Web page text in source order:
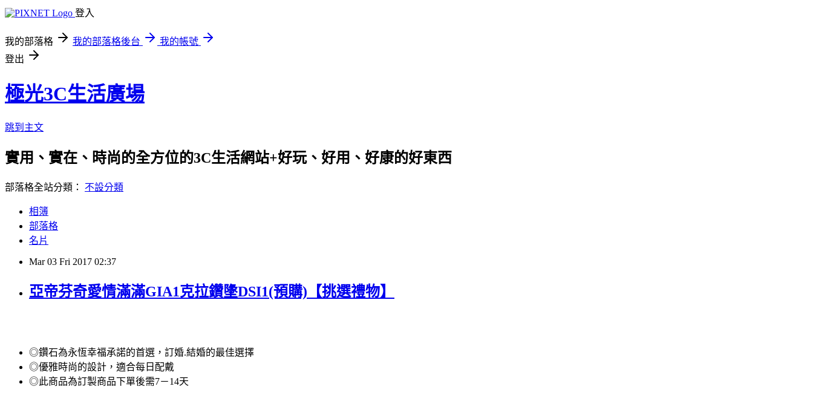
登入
我的部落格 我的部落格後台
我的帳號
登出
極光3C生活廣場
跳到主文
實用、實在、時尚的全方位的3C生活網站+好玩、好用、好康的好東西
部落格全站分類： 不設分類
相簿
部落格
名片
Mar 03 Fri 2017 02:37
亞帝芬奇愛情滿滿GIA1克拉鑽墬DSI1(預購)【挑選禮物】
◎鑽石為永恆幸福承諾的首選，訂婚.結婚的最佳選擇
◎優雅時尚的設計，適合每日配戴
◎此商品為訂製商品下單後需7－14天